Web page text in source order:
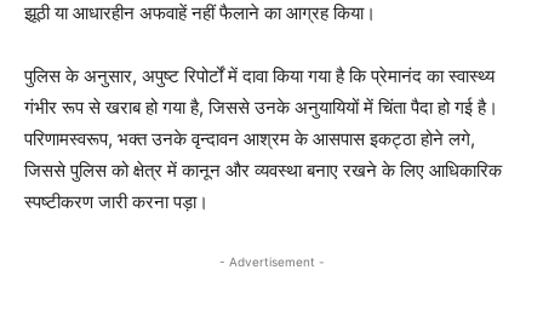
झूठी या आधारहीन अफवाहें नहीं फैलाने का आग्रह किया।
पुलिस के अनुसार, अपुष्ट रिपोर्टों में दावा किया गया है कि प्रेमानंद का स्वास्थ्य
गंभीर रूप से खराब हो गया है, जिससे उनके अनुयायियों में चिंता पैदा हो गई है।
परिणामस्वरूप, भक्त उनके वृन्दावन आश्रम के आसपास इकट्ठा होने लगे,
जिससे पुलिस को क्षेत्र में कानून और व्यवस्था बनाए रखने के लिए आधिकारिक
स्पष्टीकरण जारी करना पड़ा।
- Advertisement -